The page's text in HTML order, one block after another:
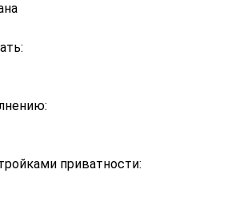
приватности: